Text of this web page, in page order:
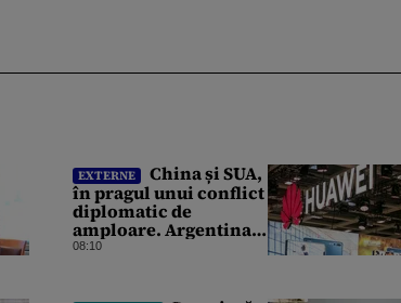
EXTERNE
China și SUA,
în pragul unui conflict
diplomatic de
amploare. Argentina a
căzut la mijloc în
08:10